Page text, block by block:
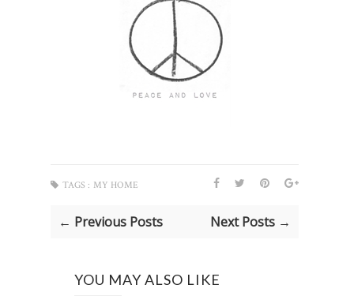
TAGS : MY HOME
← Previous Posts Next Posts →
YOU MAY ALSO LIKE